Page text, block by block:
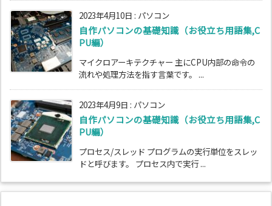
2023年4月10日 : パソコン
自作パソコンの基礎知識（お役立ち用語集,C
PU編）
マイクロアーキテクチャー 主にCPU内部の命令の
流れや処理方法を指す言葉です。 ...
2023年4月9日 : パソコン
自作パソコンの基礎知識（お役立ち用語集,C
PU編）
プロセス/スレッド プログラムの実行単位をスレッ
ドと呼びます。 プロセス内で実行 ...